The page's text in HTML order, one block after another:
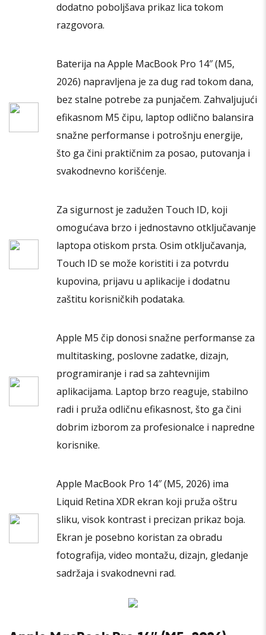
dodatno poboljšava prikaz lica tokom
razgovora.
Baterija na Apple MacBook Pro 14″ (M5,
2026) napravljena je za dug rad tokom dana,
bez stalne potrebe za punjačem. Zahvaljujući
efikasnom M5 čipu, laptop odlično balansira
snažne performanse i potrošnju energije,
što ga čini praktičnim za posao, putovanja i
svakodnevno korišćenje.
Za sigurnost je zadužen Touch ID, koji
omogućava brzo i jednostavno otključavanje
laptopa otiskom prsta. Osim otključavanja,
Touch ID se može koristiti i za potvrdu
kupovina, prijavu u aplikacije i dodatnu
zaštitu korisničkih podataka.
Apple M5 čip donosi snažne performanse za
multitasking, poslovne zadatke, dizajn,
programiranje i rad sa zahtevnijim
aplikacijama. Laptop brzo reaguje, stabilno
radi i pruža odličnu efikasnost, što ga čini
dobrim izborom za profesionalce i napredne
korisnike.
Apple MacBook Pro 14″ (M5, 2026) ima
Liquid Retina XDR ekran koji pruža oštru
sliku, visok kontrast i precizan prikaz boja.
Ekran je posebno koristan za obradu
fotografija, video montažu, dizajn, gledanje
sadržaja i svakodnevni rad.